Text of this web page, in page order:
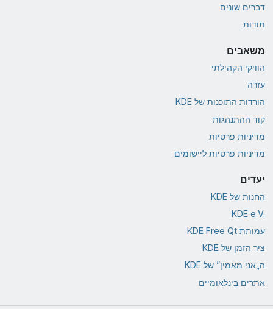
דברים שונים
תודות
משאבים
הוויקי הקהילתי
עזרה
הורדות התוכנות של KDE
קוד ההתנהגות
מדיניות פרטיות
מדיניות פרטיות ליישומים
יעדים
החנות של KDE
KDE e.V.‎
עמותת KDE Free Qt
ציר הזמן של KDE
ה„אני מאמין” של KDE
אתרים בינלאומיים